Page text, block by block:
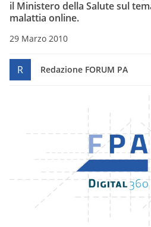
il Ministero della Salute sul
malattia online.
29 Marzo 2010
R Redazione FORUM PA